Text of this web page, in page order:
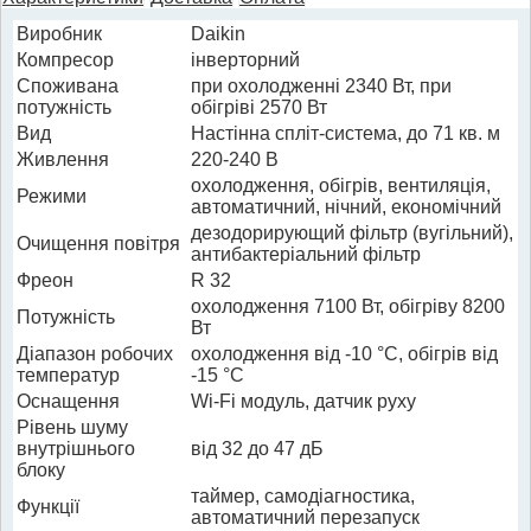
Виробник
Daikin
Компресор
інверторний
Споживана
потужність
при охолодженні 2340 Вт, при
обігріві 2570 Вт
Вид
Настінна спліт-система, до 71 кв. м
Живлення
220-240 В
Режими
охолодження, обігрів, вентиляція,
автоматичний, нічний, економічний
Очищення повітря
дезодорирующий фільтр (вугільний),
антибактеріальний фільтр
Фреон
R 32
Потужність
охолодження 7100 Вт, обігріву 8200
Вт
Діапазон робочих
температур
охолодження від -10 °C, обігрів від
-15 °C
Оснащення
Wi-Fi модуль, датчик руху
Рівень шуму
внутрішнього
блоку
від 32 до 47 дБ
Функції
таймер, самодіагностика,
автоматичний перезапуск